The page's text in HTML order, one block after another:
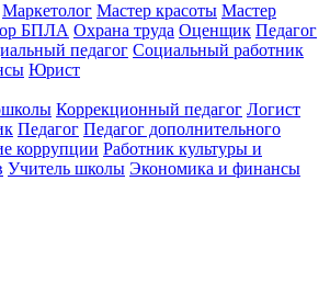
Маркетолог Мастер красоты Мастер
БПЛА Охрана труда Оценщик Педагог
педагог Социальный работник
Юрист
Коррекционный педагог Логист
Педагог Педагог дополнительного
коррупции Работник культуры и
Учитель школы Экономика и финансы